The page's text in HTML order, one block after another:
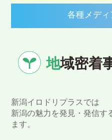
各種メディ
地域密着
新潟イロドリプラスでは
新潟の魅力を発見・発信す
ます。